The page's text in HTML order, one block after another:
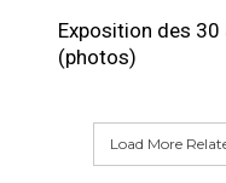
Exposition des 30
(photos)
Load More